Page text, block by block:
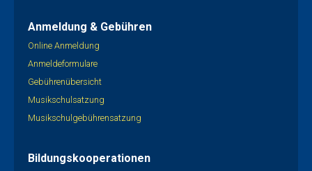
Anmeldung & Gebühren
Online Anmeldung
Anmeldeformulare
Gebührenübersicht
Musikschulsatzung
Musikschulgebührensatzung
Bildungskooperationen